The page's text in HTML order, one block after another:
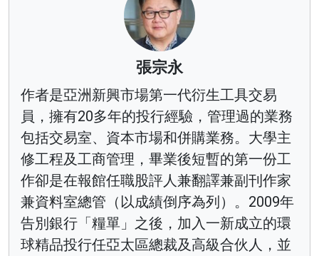
張宗永
作者是亞洲新興市場第一代衍生工具交易
員，擁有20多年的投行經驗，管理過的業務
包括交易室、資本市場和併購業務。大學主
修工程及工商管理，畢業後短暫的第一份工
作卻是在報館任職股評人兼翻譯兼副刊作家
兼資料室總管（以成績倒序為列）。2009年
告別銀行「糧單」之後，加入一新成立的環
球精品投行任亞太區總裁及高級合伙人，並